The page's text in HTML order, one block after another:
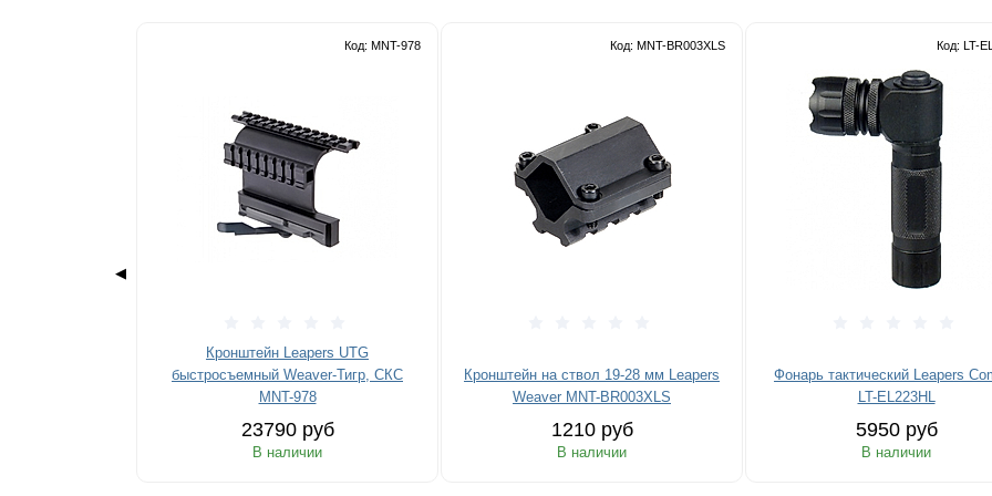
Код: MNT-978
Кронштейн Leapers UTG
быстросъемный Weaver-Тигр, СКС
MNT-978
23790 руб
В наличии
Код: MNT-BR003XLS
Кронштейн на ствол 19-28 мм Leapers
Weaver MNT-BR003XLS
1210 руб
В наличии
Код: LT-
Фонарь тактический Leapers
LT-EL223HL
5950 руб
В наличии
◀